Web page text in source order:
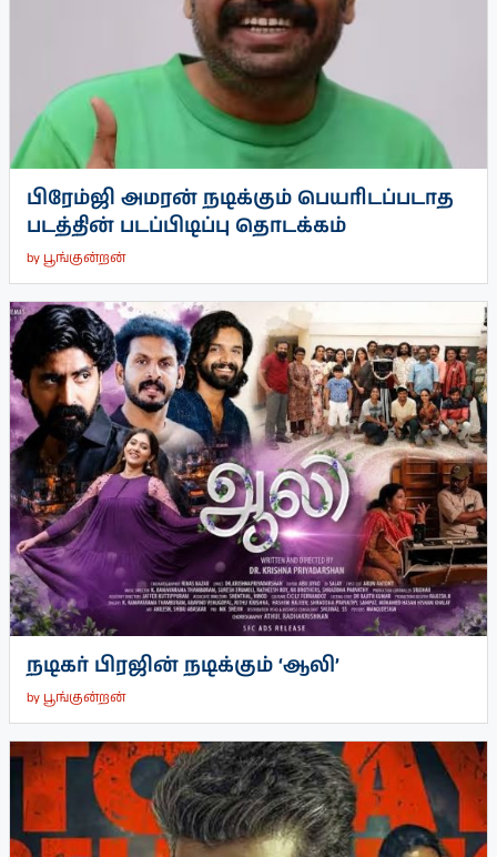
பிரேம்ஜி அமரன் நடிக்கும் பெயரிடப்படாத
படத்தின் படப்பிடிப்பு தொடக்கம்
by பூங்குன்றன்
நடிகர் பிரஜின் நடிக்கும் ‘ஆலி’
by பூங்குன்றன்